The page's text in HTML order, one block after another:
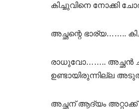
കിച്ചുവിനെ നോക്കി
അച്ഛന്റെ ഭാര്യ……..
രാധുവോ…….. അച്ഛൻ
ഉണ്ടായിരുന്നില്ല
അച്ഛന് ആദ്യം